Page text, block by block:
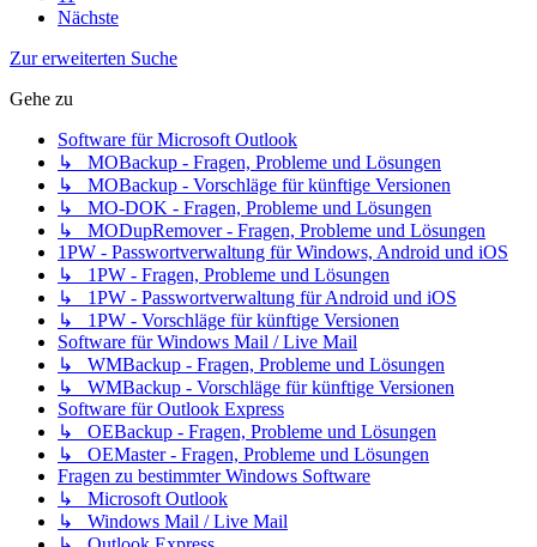
Nächste
Zur erweiterten Suche
Gehe zu
Software für Microsoft Outlook
↳ MOBackup - Fragen, Probleme und Lösungen
↳ MOBackup - Vorschläge für künftige Versionen
↳ MO-DOK - Fragen, Probleme und Lösungen
↳ MODupRemover - Fragen, Probleme und Lösungen
1PW - Passwortverwaltung für Windows, Android und iOS
↳ 1PW - Fragen, Probleme und Lösungen
↳ 1PW - Passwortverwaltung für Android und iOS
↳ 1PW - Vorschläge für künftige Versionen
Software für Windows Mail / Live Mail
↳ WMBackup - Fragen, Probleme und Lösungen
↳ WMBackup - Vorschläge für künftige Versionen
Software für Outlook Express
↳ OEBackup - Fragen, Probleme und Lösungen
↳ OEMaster - Fragen, Probleme und Lösungen
Fragen zu bestimmter Windows Software
↳ Microsoft Outlook
↳ Windows Mail / Live Mail